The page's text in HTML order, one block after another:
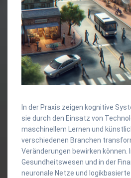
In der Praxis zeigen kognitive
sie durch den Einsatz von
maschinellem Lernen und
verschiedenen Branchen
Veränderungen bewirken können.
Gesundheitswesen und in der
neuronale Netze und